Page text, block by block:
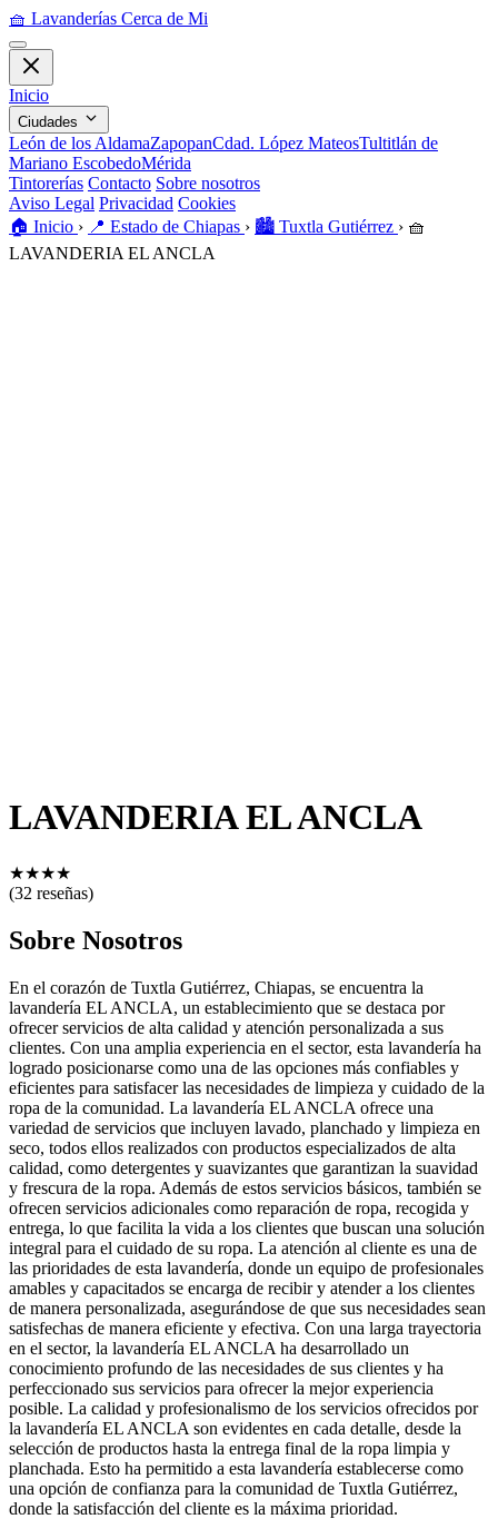
🧺 Lavanderías Cerca de Mi
Inicio
Ciudades
León de los AldamaZapopanCdad. López MateosTultitlán de
Mariano EscobedoMérida
Tintorerías Contacto Sobre nosotros
Aviso Legal Privacidad Cookies
🏠️ Inicio › 📍 Estado de Chiapas › 🏙️ Tuxtla Gutiérrez › 🧺
LAVANDERIA EL ANCLA
LAVANDERIA EL ANCLA
★★★★
(32 reseñas)
Sobre Nosotros
En el corazón de Tuxtla Gutiérrez, Chiapas, se encuentra la
lavandería EL ANCLA, un establecimiento que se destaca por
ofrecer servicios de alta calidad y atención personalizada a sus
clientes. Con una amplia experiencia en el sector, esta lavandería ha
logrado posicionarse como una de las opciones más confiables y
eficientes para satisfacer las necesidades de limpieza y cuidado de la
ropa de la comunidad. La lavandería EL ANCLA ofrece una
variedad de servicios que incluyen lavado, planchado y limpieza en
seco, todos ellos realizados con productos especializados de alta
calidad, como detergentes y suavizantes que garantizan la suavidad
y frescura de la ropa. Además de estos servicios básicos, también se
ofrecen servicios adicionales como reparación de ropa, recogida y
entrega, lo que facilita la vida a los clientes que buscan una solución
integral para el cuidado de su ropa. La atención al cliente es una de
las prioridades de esta lavandería, donde un equipo de profesionales
amables y capacitados se encarga de recibir y atender a los clientes
de manera personalizada, asegurándose de que sus necesidades sean
satisfechas de manera eficiente y efectiva. Con una larga trayectoria
en el sector, la lavandería EL ANCLA ha desarrollado un
conocimiento profundo de las necesidades de sus clientes y ha
perfeccionado sus servicios para ofrecer la mejor experiencia
posible. La calidad y profesionalismo de los servicios ofrecidos por
la lavandería EL ANCLA son evidentes en cada detalle, desde la
selección de productos hasta la entrega final de la ropa limpia y
planchada. Esto ha permitido a esta lavandería establecerse como
una opción de confianza para la comunidad de Tuxtla Gutiérrez,
donde la satisfacción del cliente es la máxima prioridad.